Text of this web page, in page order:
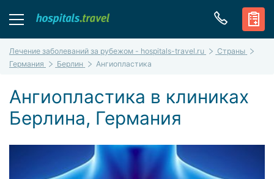
Лечение заболеваний за рубежом - hospitals-travel.ru
Страны
Германия
Берлин Ангиопластика
Ангиопластика в клиниках
Берлина, Германия